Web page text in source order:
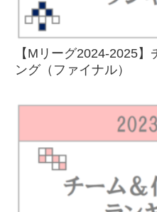
【Mリーグ2024-2025
ング（ファイナル）